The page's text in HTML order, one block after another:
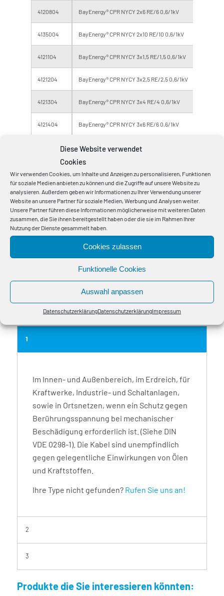
Diese Website verwendet
Cookies
Wir verwenden Cookies, um Inhalte und Anzeigen zu personalisieren, Funktionen
für soziale Medien anbieten zu können und die Zugriffe auf unsere Website zu
analysieren. Außerdem geben wir Informationen zu Ihrer Verwendung unserer
Website an unsere Partner für soziale Medien, Werbung und Analysen weiter.
Unsere Partner führen diese Informationen möglicherweise mit weiteren Daten
zusammen, die Sie ihnen bereitgestellt haben oder die sie im Rahmen Ihrer
Nutzung der Dienste gesammelt haben.
Cookies zulassen
Funktionelle Cookies
Auswahl anpassen
DatenschutzerklärungDatenschutzerklärungImpressum
4120804 BayEnergy® CPR NYCY 2x6 RE/6 0,6/1kV
4135004 BayEnergy® CPR NYCY 2x10 RE/10 0,6/1kV
4121104 BayEnergy® CPR NYCY 3x1,5 RE/1,5 0,6/1kV
4121204 BayEnergy® CPR NYCY 3x2,5 RE/2,5 0,6/1kV
4121304 BayEnergy® CPR NYCY 3x4 RE/4 0,6/1kV
4121404 BayEnergy® CPR NYCY 3x6 RE/6 0,6/1kV
Änderungen und Irrtümer vorbehalten, Abmessungen und Gewichte sind
Richtwerte.
*) BauPVO Euroklasse (Brandklasse) gem. Bauprodukteverordnung, DoP
Declaration of Performance, Leistungserklärung. Die Leistungserklärung
gilt ausschließlich für Bayka-Kabel.
Der Biegeradius einm. gilt für fachgerecht verlegte Kabel, einmaliges
Ausformen über einer Schablone und einer Kabeltemperatur > 30°C.
Weitere Ausführungen, Passlängen und größere Lieferlängen auf Anfrage
1
Im Innen- und Außenbereich, im Erdreich, für
Kraftwerke, Industrie- und Schaltanlagen,
sowie in Ortsnetzen, wenn ein Schutz gegen
Berührungsspannung bei mechanischer
Beschädigung erforderlich ist. (Siehe DIN
VDE 0298-1). Die Kabel sind unempfindlich
gegen gelegentliche Einwirkungen von Ölen
und Kraftstoffen.
Ihre Type nicht gefunden? Rufen Sie uns an!
2
3
Produkte die Sie interessieren könnten: